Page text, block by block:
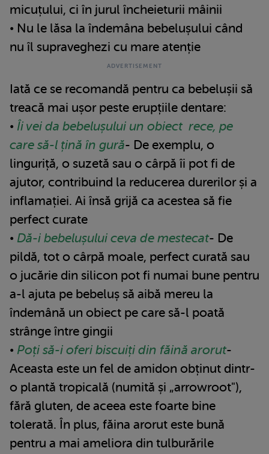
micuțului, ci în jurul încheieturii mâinii
• Nu le lăsa la îndemâna bebelușului când
nu îl supraveghezi cu mare atenție
Iată ce se recomandă pentru ca bebelușii să
treacă mai ușor peste erupțiile dentare:
• Îi vei da bebelușului un obiect rece, pe
care să-l țină în gură- De exemplu, o
linguriță, o suzetă sau o cârpă îi pot fi de
ajutor, contribuind la reducerea durerilor și a
inflamației. Ai însă grijă ca acestea să fie
perfect curate
• Dă-i bebelușului ceva de mestecat- De
pildă, tot o cârpă moale, perfect curată sau
o jucărie din silicon pot fi numai bune pentru
a-l ajuta pe bebeluș să aibă mereu la
îndemână un obiect pe care să-l poată
strânge între gingii
• Poți să-i oferi biscuiți din făină arorut-
Aceasta este un fel de amidon obținut dintr-
o plantă tropicală (numită și „arrowroot"),
fără gluten, de aceea este foarte bine
tolerată. În plus, făina arorut este bună
pentru a mai ameliora din tulburările